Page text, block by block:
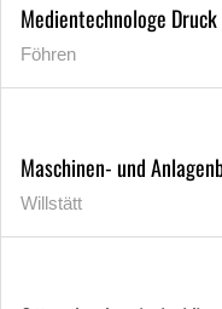
Medientechnologe
Föhren
Maschinen- und
Willstätt